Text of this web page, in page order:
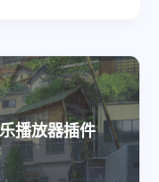
播放器插件